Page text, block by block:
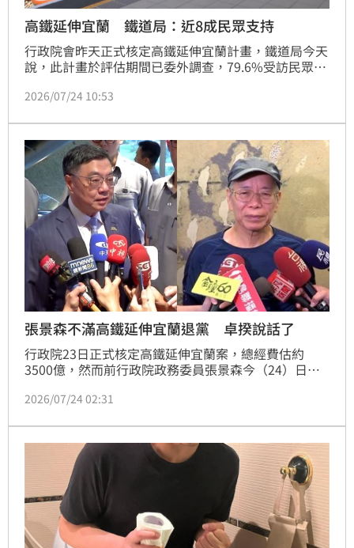
高鐵延伸宜蘭 鐵道局：近8成民眾支持
行政院會昨天正式核定高鐵延伸宜蘭計畫，鐵道局今天
說，此計畫於評估期間已委外調查，79.6%受訪民眾支
利性及區域均衡發展。
2026/07/24 10:53
張景森不滿高鐵延伸宜蘭退黨 卓揆說話了
行政院23日正式核定高鐵延伸宜蘭案，總經費估約
3500億，然而前行政院政務委員張景森今（24）日批
榮泰核定此案並稱這是「極大的歷史錯誤」，更宣布即
邀張景森討論高鐵延伸宜蘭，未來他還是會積極邀請張
景森，一起把高鐵延伸宜蘭這項工作順利進行，「我希
望他一起來合作。」
2026/07/24 02:31